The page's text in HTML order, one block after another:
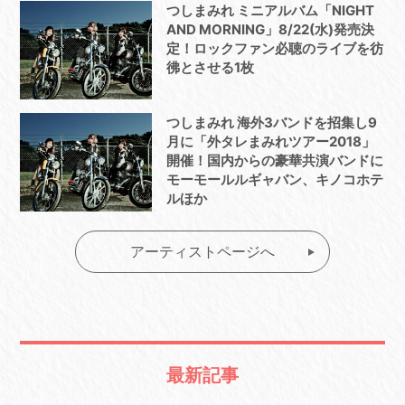
つしまみれ ミニアルバム「NIGHT
AND MORNING」8/22(水)発売決
定！ロックファン必聴のライブを彷
彿とさせる1枚
つしまみれ 海外3バンドを招集し9
月に「外タレまみれツアー2018」
開催！国内からの豪華共演バンドに
モーモールルギャバン、キノコホテ
ルほか
アーティストページへ
最新記事